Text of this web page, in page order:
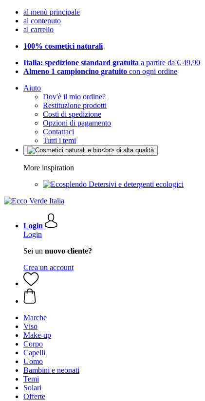
al menù principale
al contenuto
al carrello
100% cosmetici naturali
Italia: spedizione standard gratuita a partire da € 49,90
Almeno 1 campioncino gratuito con ogni ordine
Aiuto
Dov'è il mio ordine?
Restituzione prodotti
Costi di spedizione
Opzioni di pagamento
Contattaci
Tutti i temi
More inspiration
Detersivi e detergenti ecologici
Login
Login
Sei un nuovo cliente?
Crea un account
Marche
Viso
Make-up
Corpo
Capelli
Uomo
Bambini e neonati
Temi
Solari
Offerte